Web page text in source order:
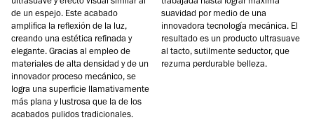
de un espejo. Este acabado
amplifica la reflexión de la luz,
creando una estética refinada y
elegante. Gracias al empleo de
materiales de alta densidad y de un
innovador proceso mecánico, se
logra una superficie llamativamente
más plana y lustrosa que la de los
acabados pulidos tradicionales.
suavidad por medio de una
innovadora tecnología mecánica. El
resultado es un producto ultrasuave
al tacto, sutilmente seductor, que
rezuma perdurable belleza.